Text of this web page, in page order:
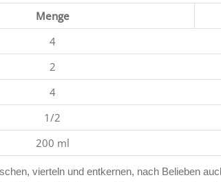
Menge
4
2
4
1/2
200 ml
vierteln und entkernen, nach Belieben